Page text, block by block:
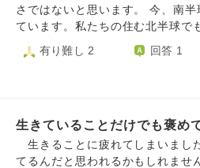
すが遊んで頂いた場所近くのお寺
を寄せています。 取り
さではないと思います。 今、南半球では、異常な夏が訪れ
ています。私たちの住む北半球で
大量死など、異常な冬の訪れを告
流れています。 地球が壊れかけています。異常な暑さと、
訳なくて仕方がありません。自分
と、こんな怖ろしい世界にいるく
ます。でも、そんな恐ろしい世界
有り難し 2 回答 1
生きていることだけでも褒め
生きることに疲れてしまいまし
てるんだと思われるかもしれませ